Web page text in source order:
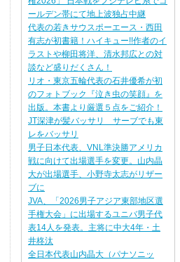
ールデン帯にて地上波独占中継
代表の若きサウスポーエース・西田
有志が初書籍！ハイキュー!!作者のイ
ラストや柳田将洋、清水邦広との対
談など盛りだくさん！
リオ・東京五輪代表の石井優希が初
のフォトブック『泣き虫の笑顔』を
出版。本書より厳選５点をご紹介！
JT深津が髪バッサリ サーブでも東
レをバッサリ
男子日本代表、VNL準決勝アメリカ
戦に向けて出場選手を変更。山内晶
大が出場選手、小野寺太志がリザー
ブに
JVA、「2026男子アジア東部地区選
手権大会」に出場するユニバ男子代
表14人を発表。主将に中大4年・土
井柊汰
全日本代表山内晶大（パナソニッ